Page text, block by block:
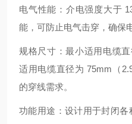
电气性能：介电强度大于
能，可防止电气击穿，确保
规格尺寸：最小适用电缆
适用电缆直径为 75mm（
的穿线需求。
功能用途：设计用于封闭